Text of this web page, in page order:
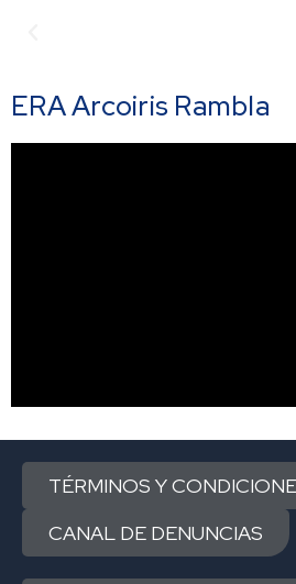
ERA Arcoiris Rambla
TÉRMINOS Y
CANAL DE DENUNCIAS